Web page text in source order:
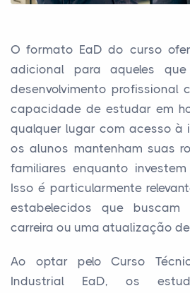
O formato EaD do curso
adicional para aqueles
desenvolvimento profissional
capacidade de estudar em
qualquer lugar com acesso à
os alunos mantenham suas
familiares enquanto
Isso é particularmente
estabelecidos que
carreira ou uma atualização
Ao optar pelo Curso
Industrial EaD, os